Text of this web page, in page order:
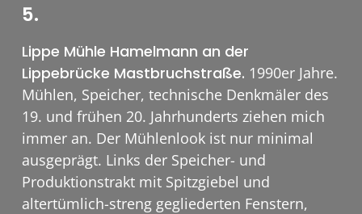
5.
Lippe Mühle Hamelmann an der
Lippebrücke Mastbruchstraße. 1990er Jahre.
Mühlen, Speicher, technische Denkmäler des
19. und frühen 20. Jahrhunderts ziehen mich
immer an. Der Mühlenlook ist nur minimal
ausgeprägt. Links der Speicher- und
Produktionstrakt mit Spitzgiebel und
altertümlich-streng gegliederten Fenstern,